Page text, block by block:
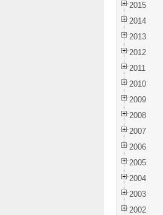
2015
2014
2013
2012
2011
2010
2009
2008
2007
2006
2005
2004
2003
2002